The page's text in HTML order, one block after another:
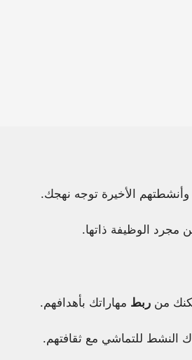
وأنشطتهم الأخيرة توجه نهجك.
مجرد الوظيفة ذاتها.
من ربط مهاراتك بأهدافهم.
النشط للتماشي مع ثقافتهم.